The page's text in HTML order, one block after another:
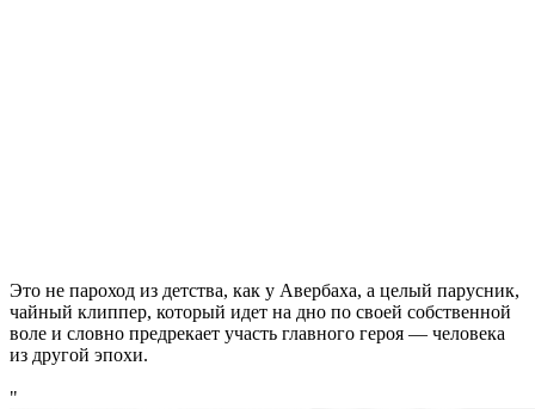
Это не пароход из детства, как у Авербаха, а целый парусник,
чайный клиппер, который идет на дно по своей собственной
воле и словно предрекает участь главного героя — человека
из другой эпохи.